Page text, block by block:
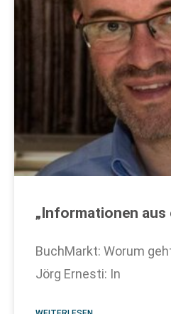
„Informationen aus
BuchMarkt: Worum
Jörg Ernesti: In